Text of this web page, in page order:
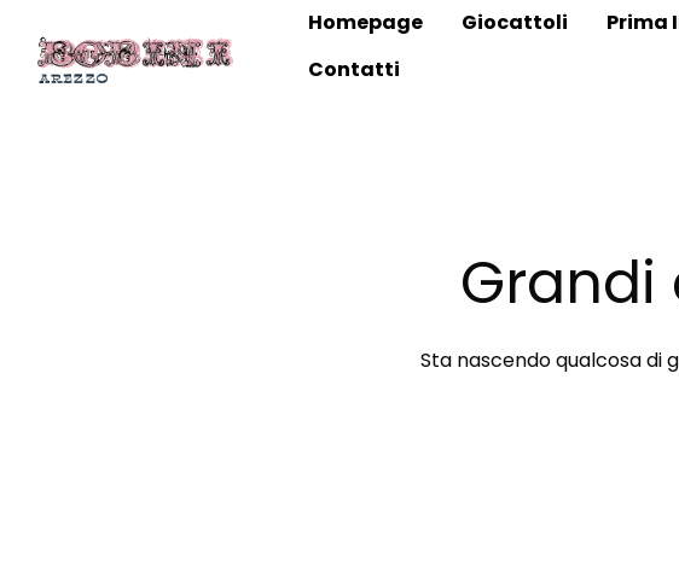
Homepage Giocattoli Prima
Contatti
Grandi
Sta nascendo qualcosa di